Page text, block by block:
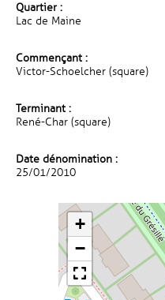
Quartier :
Lac de Maine
Commençant :
Victor-Schoelcher (square)
Terminant :
René-Char (square)
Date dénomination :
25/01/2010
+
−